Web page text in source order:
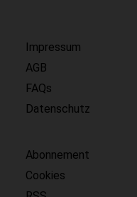
Impressum
AGB
FAQs
Datenschutz
Abonnement
Cookies